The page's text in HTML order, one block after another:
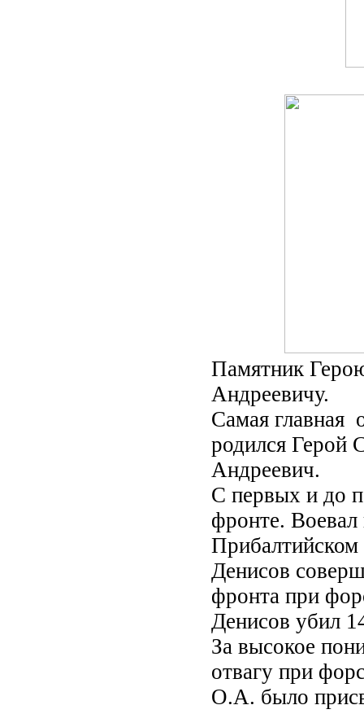
Памятник
Андреевичу.
Самая главная
родился Герой
Андреевич.
С первых и до
фронте.
Прибалтийском
Денисов
фронта при
Денисов убил
За высокое
отвагу при
О.А. было